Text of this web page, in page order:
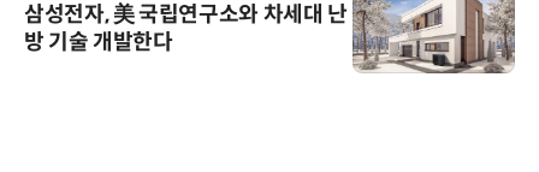
삼성전자, 美 국립연구소와 차세대 난
방 기술 개발한다